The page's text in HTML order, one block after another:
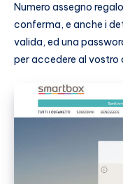
Numero assegno
conferma, e anche i
valida, ed una
per accedere al